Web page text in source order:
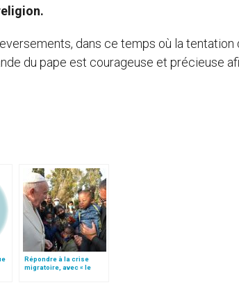
dans ce temps où la
du pape est courageuse et précieuse
Répondre à la crise
migratoire, avec « le